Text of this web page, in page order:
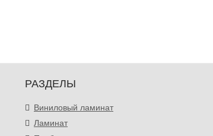
РАЗДЕЛЫ
Виниловый ламинат
Ламинат